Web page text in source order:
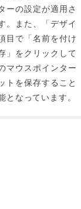
ーの設定が適用さ
。また、「デザイ
目で「名前を付け
」をクリックして
マウスポインター
トを保存すること
となっています。